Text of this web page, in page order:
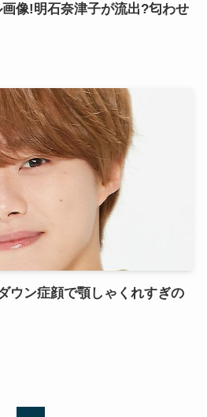
像!明石奈津子が流出?匂わせ
ウン症顔で顎しゃくれすぎの